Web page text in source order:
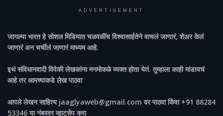
ADVERTISEMENT
जागल्या भारतहे सोशल मिडियात चळवळींच विश्वासार्हतेने वाचलं जाणारं, शेअर केलं
जाणारं अन चर्चीलं जाणारं माध्यम आहे.
इथं संविधानवादी विवेकी लेखकांना मनमोकळे व्यक्त होता येतं. तुम्हाला काही मांडायचं
आहे तर आमच्याकडे लेख पाठवा
आपले लेखन साहित्य jaaglyaweb@gmail.com वर पाठवा किंवा +91 88284
53346 या नंबरवर व्हाटसेप करा